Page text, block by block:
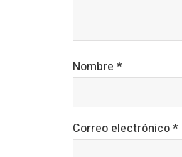
Nombre *
Correo electrónico*